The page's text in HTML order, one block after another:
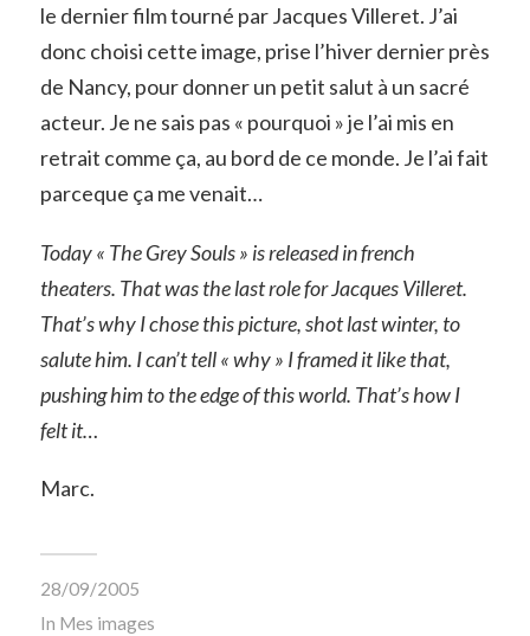
le dernier film tourné par Jacques Villeret. J’ai
donc choisi cette image, prise l’hiver dernier près
de Nancy, pour donner un petit salut à un sacré
acteur. Je ne sais pas « pourquoi » je l’ai mis en
retrait comme ça, au bord de ce monde. Je l’ai fait
parceque ça me venait…
Today « The Grey Souls » is released in french
theaters. That was the last role for Jacques Villeret.
That’s why I chose this picture, shot last winter, to
salute him. I can’t tell « why » I framed it like that,
pushing him to the edge of this world. That’s how I
felt it…
Marc.
28/09/2005
In Mes images